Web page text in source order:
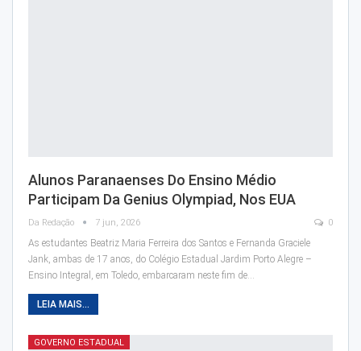
Alunos Paranaenses Do Ensino Médio
Participam Da Genius Olympiad, Nos EUA
Da Redação 7 jun, 2026 0
As estudantes Beatriz Maria Ferreira dos Santos e Fernanda Graciele
Jank, ambas de 17 anos, do Colégio Estadual Jardim Porto Alegre –
Ensino Integral, em Toledo, embarcaram neste fim de…
LEIA MAIS...
GOVERNO ESTADUAL